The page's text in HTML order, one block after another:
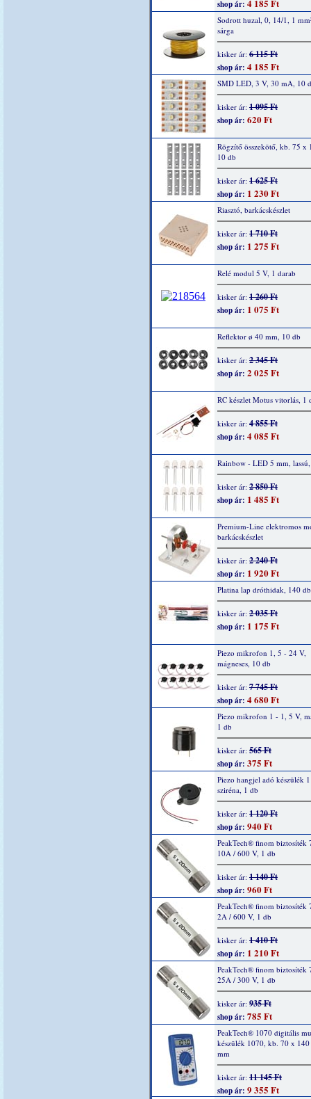
shop ár: 4 185 Ft
Sodrott huzal, 0, 14/1, 1
sárga
kisker ár: 6 115 Ft
shop ár: 4 185 Ft
SMD LED, 3 V, 30 mA, 10
kisker ár: 1 095 Ft
shop ár: 620 Ft
Rögzítő összekötő, kb. 75 x
10 db
kisker ár: 1 625 Ft
shop ár: 1 230 Ft
Riasztó, barkácskészlet
kisker ár: 1 710 Ft
shop ár: 1 275 Ft
Relé modul 5 V, 1 darab
kisker ár: 1 260 Ft
shop ár: 1 075 Ft
Reflektor ø 40 mm, 10 db
kisker ár: 2 345 Ft
shop ár: 2 025 Ft
RC készlet Motus vitorlás, 1
kisker ár: 4 855 Ft
shop ár: 4 085 Ft
Rainbow - LED 5 mm,
kisker ár: 2 850 Ft
shop ár: 1 485 Ft
Premium-Line elektromos
barkácskészlet
kisker ár: 2 240 Ft
shop ár: 1 920 Ft
Platina lap dróthidak, 140
kisker ár: 2 035 Ft
shop ár: 1 175 Ft
Piezo mikrofon 1, 5 - 24 V,
mágneses, 10 db
kisker ár: 7 745 Ft
shop ár: 4 680 Ft
Piezo mikrofon 1 - 1, 5 V,
1 db
kisker ár: 565 Ft
shop ár: 375 Ft
Piezo hangjel adó készülék
sziréna, 1 db
kisker ár: 1 120 Ft
shop ár: 940 Ft
PeakTech® finom biztosíték
10A / 600 V, 1 db
kisker ár: 1 140 Ft
shop ár: 960 Ft
PeakTech® finom biztosíték
2A / 600 V, 1 db
kisker ár: 1 410 Ft
shop ár: 1 210 Ft
PeakTech® finom biztosíték
25A / 300 V, 1 db
kisker ár: 935 Ft
shop ár: 785 Ft
PeakTech® 1070 digitális
készülék 1070, kb. 70 x
mm
kisker ár: 11 145 Ft
shop ár: 9 355 Ft